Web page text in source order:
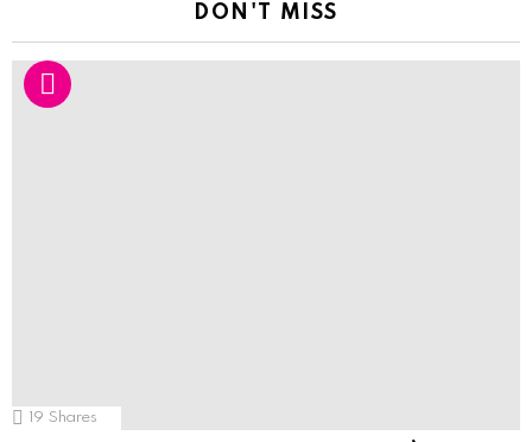
DON'T MISS
19 Shares